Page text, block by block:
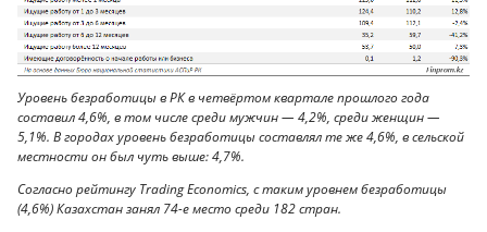
Уровень безработицы в РК в четвёртом квартале прошлого года
составил 4,6%, в том числе среди мужчин — 4,2%, среди женщин —
5,1%. В городах уровень безработицы составлял те же 4,6%, в сельской
местности он был чуть выше: 4,7%.
Согласно рейтингу Trading Economics, с таким уровнем безработицы
(4,6%) Казахстан занял 74-е место среди 182 стран.